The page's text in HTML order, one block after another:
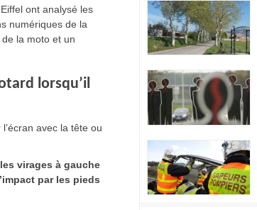
ont analysé les
numériques de la
la moto et un
lorsqu’il
avec la tête ou
virages à gauche
par les pieds